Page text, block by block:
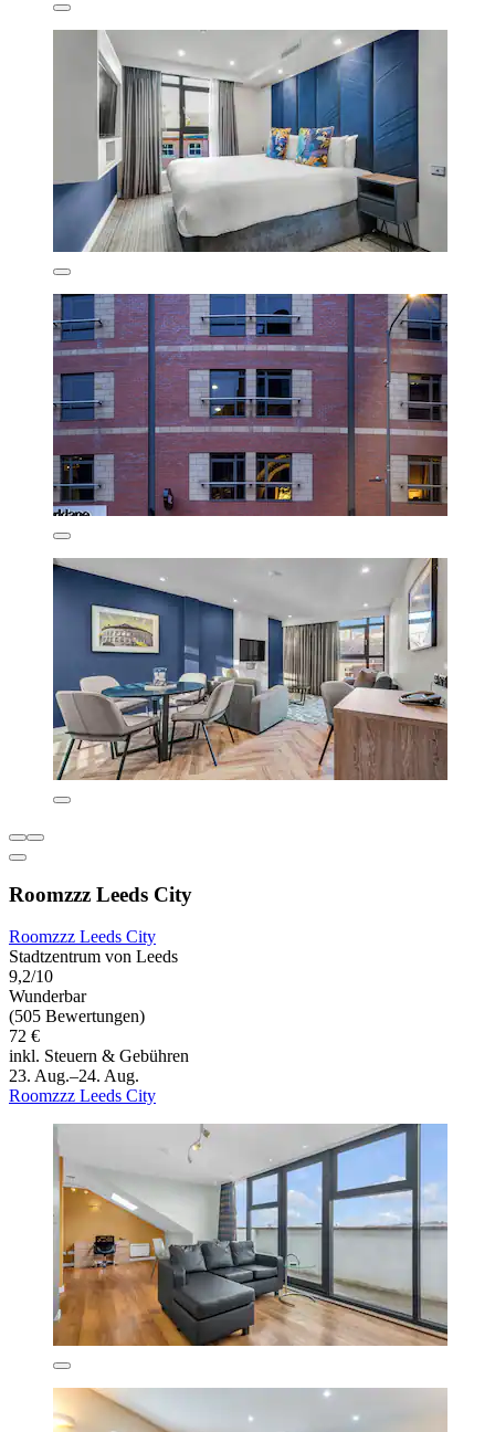
Roomzzz Leeds City
Roomzzz Leeds City
Stadtzentrum von Leeds
9,2/10
Wunderbar
(505 Bewertungen)
72 €
inkl. Steuern & Gebühren
23. Aug.–24. Aug.
Roomzzz Leeds City